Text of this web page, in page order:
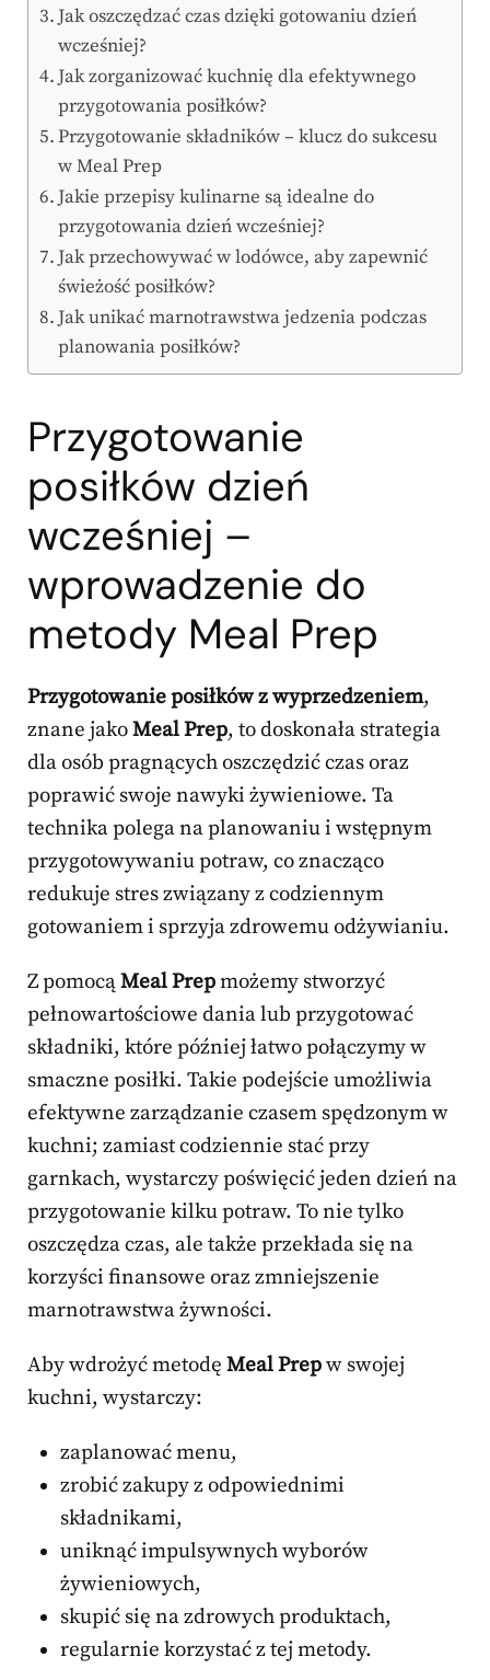
Jak oszczędzać czas dzięki gotowaniu dzień
wcześniej?
Jak zorganizować kuchnię dla efektywnego
przygotowania posiłków?
Przygotowanie składników – klucz do sukcesu
w Meal Prep
Jakie przepisy kulinarne są idealne do
przygotowania dzień wcześniej?
Jak przechowywać w lodówce, aby zapewnić
świeżość posiłków?
Jak unikać marnotrawstwa jedzenia podczas
planowania posiłków?
Przygotowanie
posiłków dzień
wcześniej –
wprowadzenie do
metody Meal Prep
Przygotowanie posiłków z wyprzedzeniem,
znane jakoMeal Prep, to doskonała strategia
dla osób pragnących oszczędzić czas oraz
poprawić swoje nawyki żywieniowe. Ta
technika polega na planowaniu i wstępnym
przygotowywaniu potraw, co znacząco
redukuje stres związany z codziennym
gotowaniem i sprzyja zdrowemu odżywianiu.
Z pomocąMeal Prepmożemy stworzyć
pełnowartościowe dania lub przygotować
składniki, które później łatwo połączymy w
smaczne posiłki. Takie podejście umożliwia
efektywne zarządzanie czasem spędzonym w
kuchni; zamiast codziennie stać przy
garnkach, wystarczy poświęcić jeden dzień na
przygotowanie kilku potraw. To nie tylko
oszczędza czas, ale także przekłada się na
korzyści finansowe oraz zmniejszenie
marnotrawstwa żywności.
Aby wdrożyć metodę Meal Prepw swojej
kuchni, wystarczy:
zaplanować menu,
zrobić zakupy z odpowiednimi
składnikami,
uniknąć impulsywnych wyborów
żywieniowych,
skupić się na zdrowych produktach,
regularnie korzystać z tej metody.